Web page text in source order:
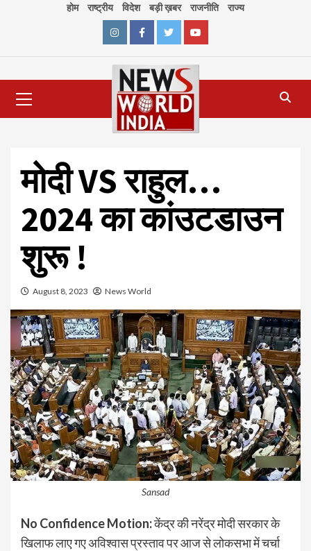
होम राष्ट्रीय विदेश बड़ी ख़बर राजनीति राज्य
InstagramFacebookTwitterYoutube
Menu
मोदी VS राहुल…
2024 का कांउटडाउन
शुरू !
August 8, 2023 News World
Sansad
No Confidence Motion:केंद्र की नरेंद्र मोदी सरकार के
खिलाफ लाए गए अविश्वास प्रस्ताव पर आज से लोकसभा में चर्चा